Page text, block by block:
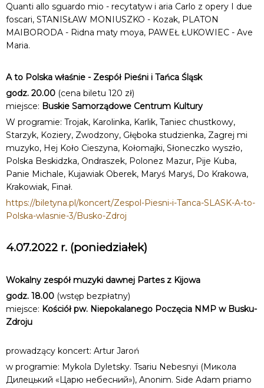
Quanti allo sguardo mio - recytatyw i aria Carlo z opery I due
foscari, STANISŁAW MONIUSZKO - Kozak, PLATON
MAIBORODA - Ridna maty moya, PAWEŁ ŁUKOWIEC - Ave
Maria.
A to Polska właśnie - Zespół Pieśni i Tańca Śląsk
godz. 20.00 (cena biletu 120 zł)
miejsce: Buskie Samorządowe Centrum Kultury
W programie: Trojak, Karolinka, Karlik, Taniec chustkowy,
Starzyk, Koziery, Zwodzony, Głęboka studzienka, Zagrej mi
muzyko, Hej Koło Cieszyna, Kołomajki, Słoneczko wyszło,
Polska Beskidzka, Ondraszek, Polonez Mazur, Pije Kuba,
Panie Michale, Kujawiak Oberek, Maryś Maryś, Do Krakowa,
Krakowiak, Finał.
https://biletyna.pl/koncert/Zespol-Piesni-i-Tanca-SLASK-A-to-
Polska-wlasnie-3/Busko-Zdroj
4.07.2022 r. (poniedziałek)
Wokalny zespół muzyki dawnej Partes z Kijowa
godz. 18.00 (wstęp bezpłatny)
miejsce: Kościół pw. Niepokalanego Poczęcia NMP w Busku-
Zdroju
prowadzący koncert: Artur Jaroń
w programie: Mykola Dyletsky. Tsariu Nebesnyi (Микола
Дилецький «Царю небесний»), Anonim. Side Adam priamo